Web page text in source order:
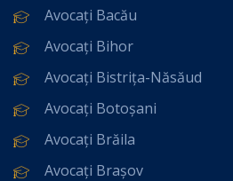
Avocați Bacău
Avocați Bihor
Avocați Bistrița-Năsăud
Avocați Botoșani
Avocați Brăila
Avocați Brașov